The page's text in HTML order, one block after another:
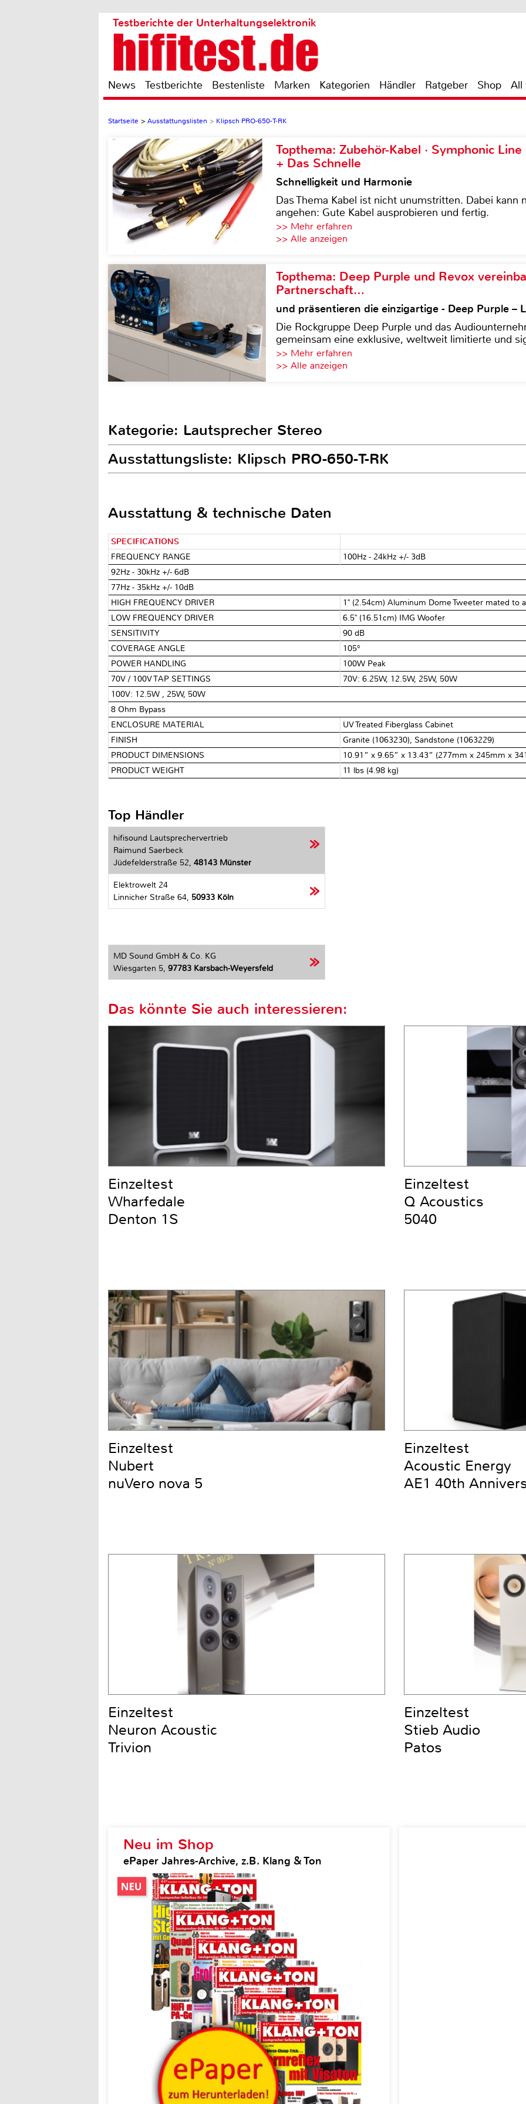
Testberichte der Unterhaltungselektronik
News Testberichte Bestenliste Marken Kategorien Händler Ratgeber Shop All
Startseite > Ausstattungslisten > Klipsch PRO-650-T-RK
Topthema: Zubehör-Kabel · Symphonic
+ Das Schnelle
Schnelligkeit und Harmonie
Das Thema Kabel ist nicht unumstritten. Dabei kann
angehen: Gute Kabel ausprobieren und fertig.
>> Mehr erfahren
>> Alle anzeigen
Topthema: Deep Purple und Revox
Partnerschaft…
und präsentieren die einzigartige - Deep Purple –
Die Rockgruppe Deep Purple und das
gemeinsam eine exklusive, weltweit limitierte und
>> Mehr erfahren
>> Alle anzeigen
Kategorie: Lautsprecher Stereo
Ausstattungsliste: Klipsch PRO-650-T-RK
Ausstattung & technische Daten
SPECIFICATIONS
FREQUENCY RANGE
100Hz - 24kHz +/- 3dB
92Hz - 30kHz +/- 6dB
77Hz - 35kHz +/- 10dB
HIGH FREQUENCY DRIVER
1" (2.54cm) Aluminum Dome Tweeter mated to
LOW FREQUENCY DRIVER
6.5" (16.51cm) IMG Woofer
SENSITIVITY
90 dB
COVERAGE ANGLE
105°
POWER HANDLING
100W Peak
70V / 100V TAP SETTINGS
70V: 6.25W, 12.5W, 25W, 50W
100V: 12.5W , 25W, 50W
8 Ohm Bypass
ENCLOSURE MATERIAL
UV Treated Fiberglass Cabinet
FINISH
Granite (1063230), Sandstone (1063229)
PRODUCT DIMENSIONS
10.91” x 9.65” x 13.43” (277mm x 245mm x
PRODUCT WEIGHT
11 lbs (4.98 kg)
Top Händler
hifisound Lautsprechervertrieb
Raimund Saerbeck
Jüdefelderstraße 52, 48143 Münster
Elektrowelt 24
Linnicher Straße 64, 50933 Köln
MD Sound GmbH & Co. KG
Wiesgarten 5, 97783 Karsbach-Weyersfeld
Neu im Shop
ePaper Jahres-Archive, z.B. Klang & Ton
Das könnte Sie auch interessieren:
Einzeltest
Wharfedale
Denton 1S
Einzeltest
Q Acoustics
5040
Einzeltest
Nubert
nuVero nova 5
Einzeltest
Acoustic Energy
AE1 40th
Einzeltest
Neuron Acoustic
Trivion
Einzeltest
Stieb Audio
Patos